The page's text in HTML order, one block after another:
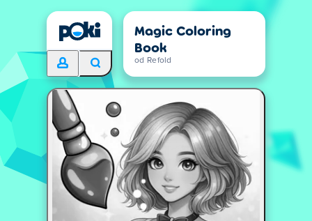
Magic Coloring
Book
od Refold